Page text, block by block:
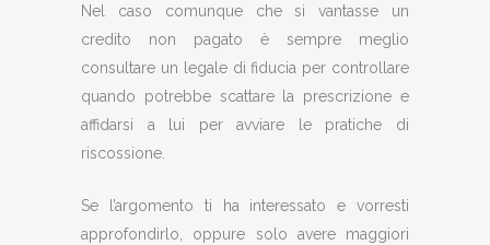
Nel caso comunque che si vantasse un
credito non pagato è sempre meglio
consultare un legale di fiducia per controllare
quando potrebbe scattare la prescrizione e
affidarsi a lui per avviare le pratiche di
riscossione.
Se l’argomento ti ha interessato e vorresti
approfondirlo, oppure solo avere maggiori